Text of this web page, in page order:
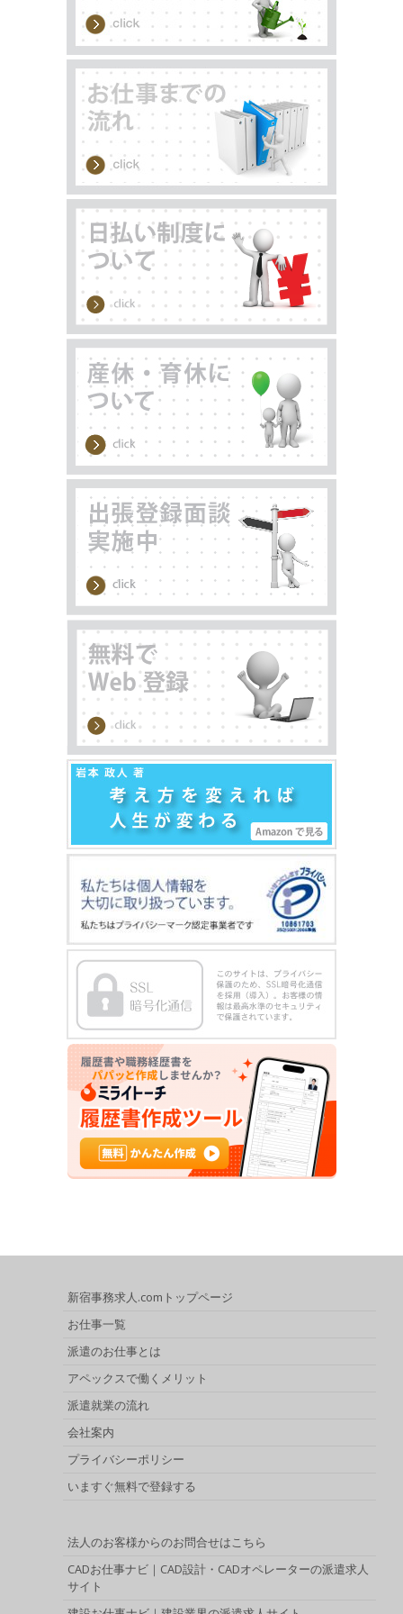
新宿事務求人.comトップページ
お仕事一覧
派遣のお仕事とは
アペックスで働くメリット
派遣就業の流れ
会社案内
プライバシーポリシー
いますぐ無料で登録する
法人のお客様からのお問合せはこちら
CADお仕事ナビ｜CAD設計・CADオペレーターの派遣求人
サイト